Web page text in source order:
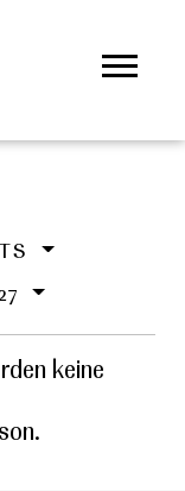
keine